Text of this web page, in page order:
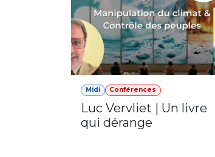
Midi Conférences
Luc Vervliet | Un livre
qui dérange